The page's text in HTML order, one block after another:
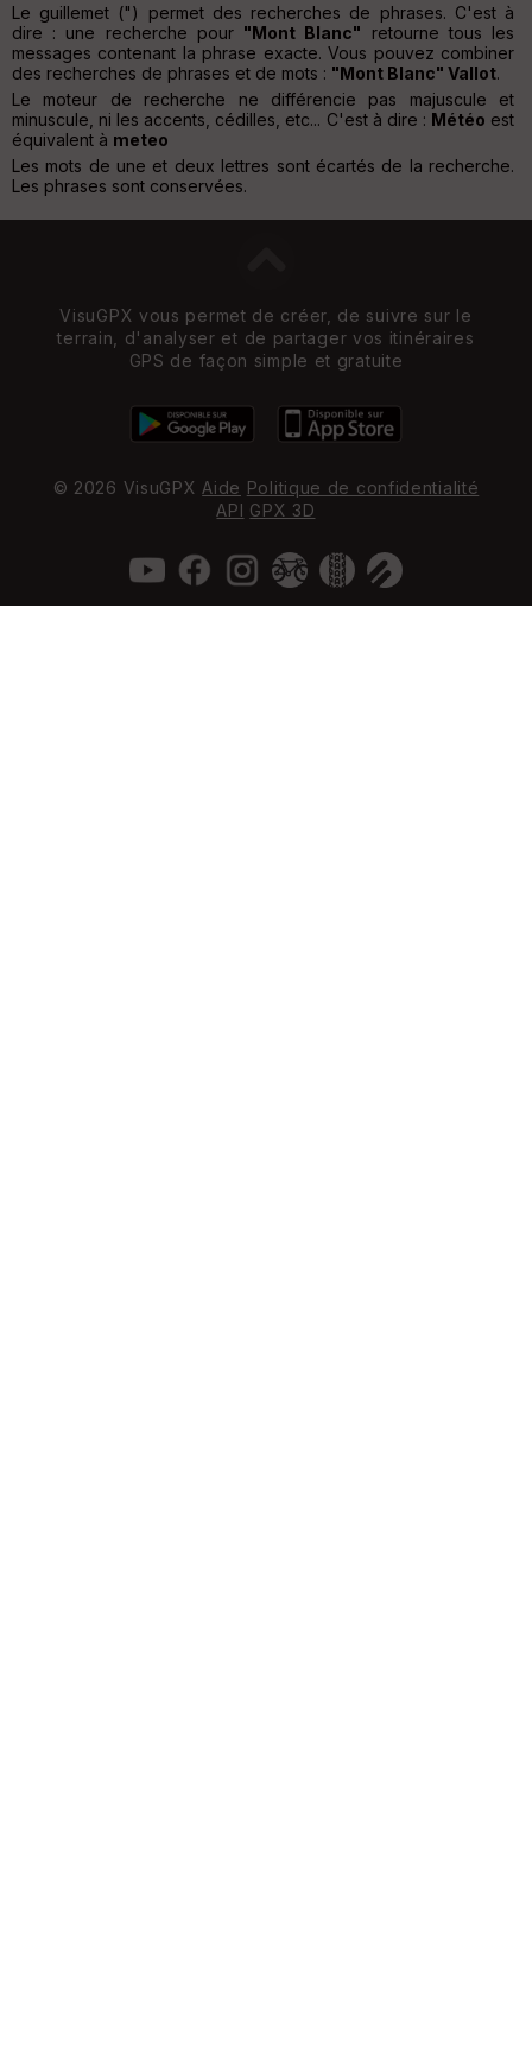
Le guillemet (") permet des recherches de phrases. C'est à
dire : une recherche pour "Mont Blanc" retourne tous les
messages contenant la phrase exacte. Vous pouvez combiner
des recherches de phrases et de mots : "Mont Blanc" Vallot.
Le moteur de recherche ne différencie pas majuscule et
minuscule, ni les accents, cédilles, etc... C'est à dire : Météo est
équivalent à meteo
Les mots de une et deux lettres sont écartés de la recherche.
Les phrases sont conservées.
VisuGPX vous permet de créer, de suivre sur le
terrain, d'analyser et de partager vos itinéraires
GPS de façon simple et gratuite
© 2026 VisuGPX Aide Politique de confidentialité
API GPX 3D